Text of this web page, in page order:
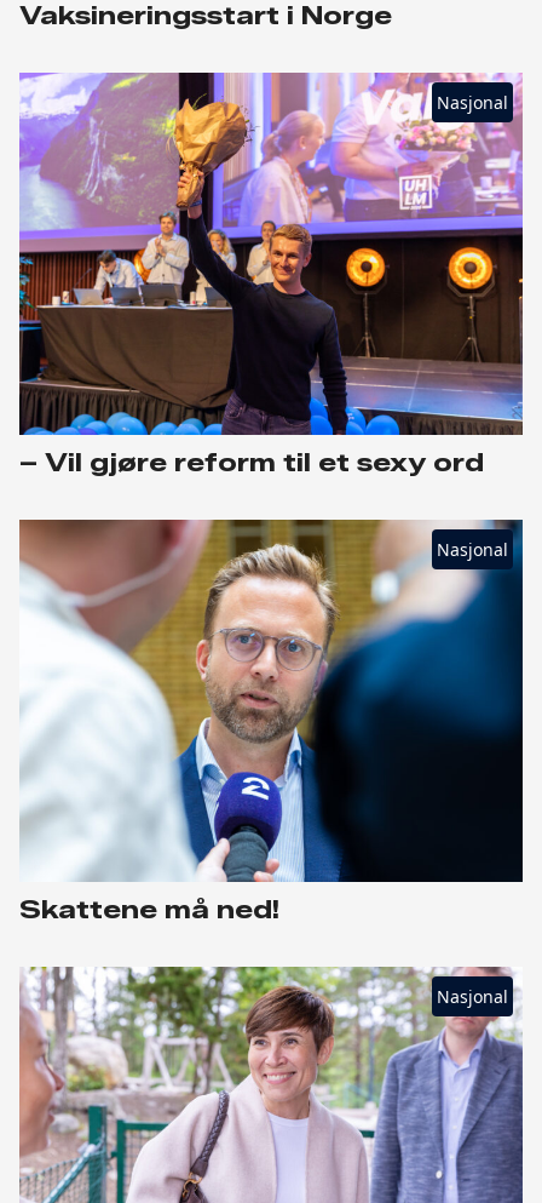
Vaksineringsstart i Norge
Nasjonal
– Vil gjøre reform til et sexy ord
Nasjonal
Skattene må ned!
Nasjonal